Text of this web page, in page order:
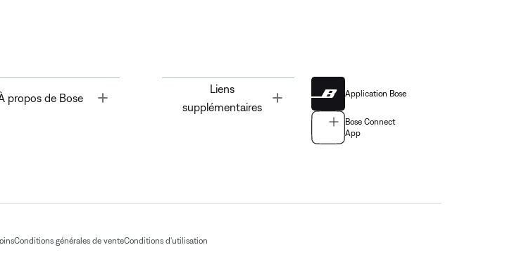
propos de Bose Toggle
Liens
supplémentaires
Application Bose
Bose Connect
App
Conditions générales de venteConditions d'utilisation